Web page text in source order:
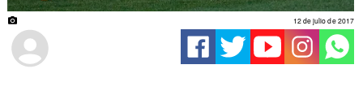
12 de julio de 2017